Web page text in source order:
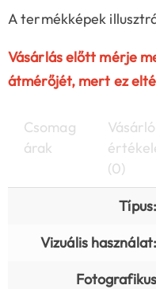
A termékképek
Vásárlás előtt mérje
átmérőjét, mert ez
Csomag
árak
(0)
Típus:
Vizuális használat:
Fotografikus